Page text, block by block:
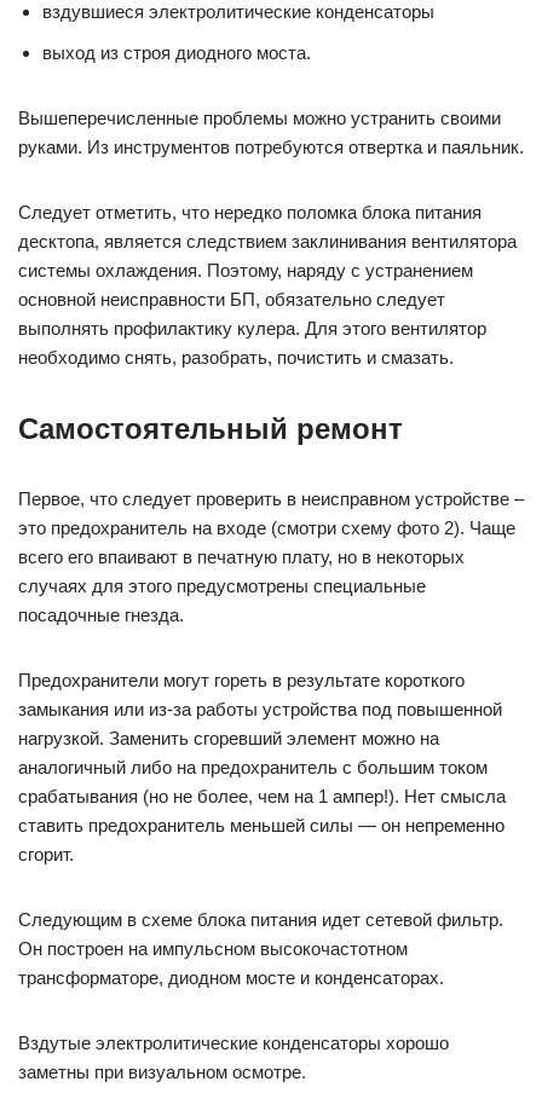
вздувшиеся электролитические конденсаторы
выход из строя диодного моста.
Вышеперечисленные проблемы можно устранить своими
руками. Из инструментов потребуются отвертка и паяльник.
Следует отметить, что нередко поломка блока питания
десктопа, является следствием заклинивания вентилятора
системы охлаждения. Поэтому, наряду с устранением
основной неисправности БП, обязательно следует
выполнять профилактику кулера. Для этого вентилятор
необходимо снять, разобрать, почистить и смазать.
Самостоятельный ремонт
Первое, что следует проверить в неисправном устройстве –
это предохранитель на входе (смотри схему фото 2). Чаще
всего его впаивают в печатную плату, но в некоторых
случаях для этого предусмотрены специальные
посадочные гнезда.
Предохранители могут гореть в результате короткого
замыкания или из-за работы устройства под повышенной
нагрузкой. Заменить сгоревший элемент можно на
аналогичный либо на предохранитель с большим током
срабатывания (но не более, чем на 1 ампер!). Нет смысла
ставить предохранитель меньшей силы — он непременно
сгорит.
Следующим в схеме блока питания идет сетевой фильтр.
Он построен на импульсном высокочастотном
трансформаторе, диодном мосте и конденсаторах.
Вздутые электролитические конденсаторы хорошо
заметны при визуальном осмотре.